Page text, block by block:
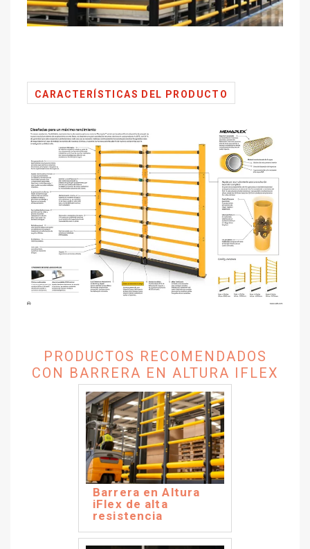
CARACTERÍSTICAS DEL PRODUCTO
PRODUCTOS RECOMENDADOS
CON BARRERA EN ALTURA IFLEX
Barrera en Altura
iFlex de alta
resistencia